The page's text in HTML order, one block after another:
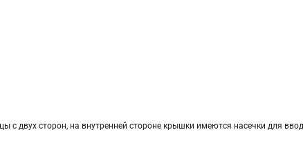
с двух сторон, на внутренней стороне крышки имеются насечки для